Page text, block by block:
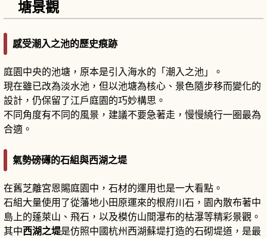
塘景觀
感受潮入之池的歷史痕跡
庭園中央的池塘，原本是引入海水的「潮入之池」。
現在雖已改為淡水池，但以池塘為核心、景色隨步移而變化的
設計，仍保留了江戶庭園的巧妙構思。
不同角度有不同的風景，建議不要急著走，慢慢繞行一圈最為
合適。
氣勢磅礡的石組與西湖之堤
在舊芝離宮恩賜庭園中，石材的運用也是一大看點。
石組大量使用了從藩地小田原運來的根府川石，園內散布著中
島上的蓬萊山、飛石，以及模仿山間瀑布的枯瀑等精彩景觀。
其中西湖之堤是仿照中國杭州西湖蘇堤打造的石砌堤道，是最